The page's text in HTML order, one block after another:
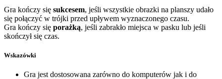
Gra kończy się sukcesem, jeśli wszystkie obrazki na planszy udało
się połączyć w trójki przed upływem wyznaczonego czasu.
Gra kończy się porażką, jeśli zabrakło miejsca w pasku lub jeśli
skończył się czas.
Wskazówki
Gra jest dostosowana zarówno do komputerów jak i do